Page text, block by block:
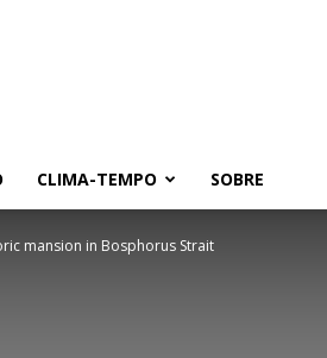
CLIMA-TEMPO SOBRE
mansion in Bosphorus Strait